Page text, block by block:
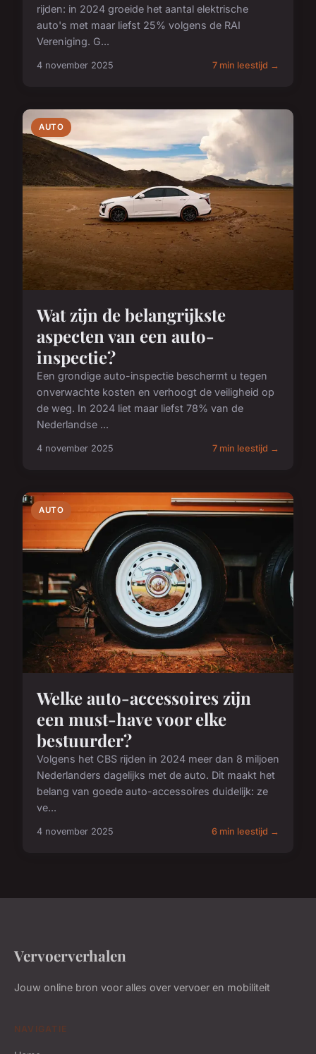
rijden: in 2024 groeide het aantal elektrische
auto's met maar liefst 25% volgens de RAI
Vereniging. G...
4 november 2025 7 min leestijd →
AUTO
Wat zijn de belangrijkste
aspecten van een auto-
inspectie?
Een grondige auto-inspectie beschermt u tegen
onverwachte kosten en verhoogt de veiligheid op
de weg. In 2024 liet maar liefst 78% van de
Nederlandse ...
4 november 2025 7 min leestijd →
AUTO
Welke auto-accessoires zijn
een must-have voor elke
bestuurder?
Volgens het CBS rijden in 2024 meer dan 8 miljoen
Nederlanders dagelijks met de auto. Dit maakt het
belang van goede auto-accessoires duidelijk: ze
ve...
4 november 2025 6 min leestijd →
Vervoerverhalen
Jouw online bron voor alles over vervoer en mobiliteit
NAVIGATIE